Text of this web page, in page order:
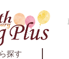
探す